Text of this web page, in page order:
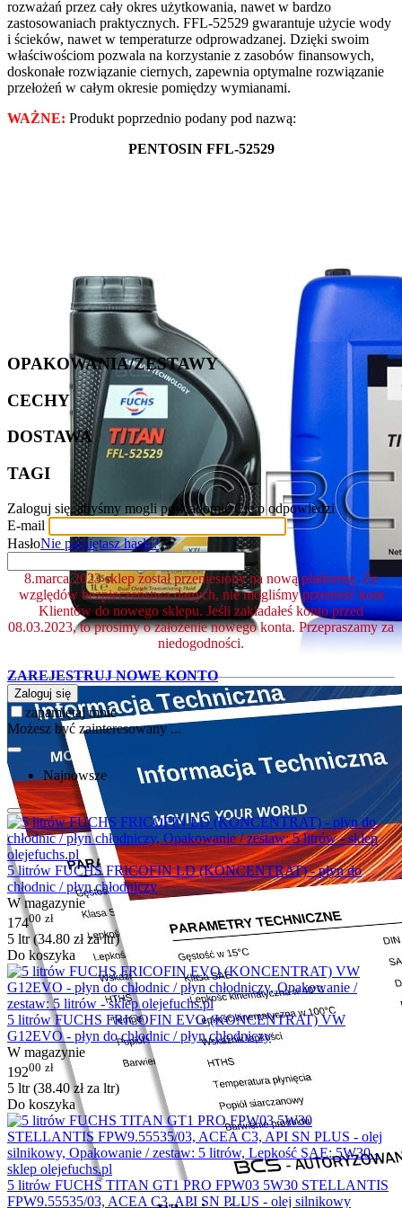
rozważań przez cały okres użytkowania, nawet w bardzo
zastosowaniach praktycznych. FFL-52529 gwarantuje użycie wody
i ścieków, nawet w temperaturze odprowadzanej. Dzięki swoim
właściwościom pozwala na korzystanie z zasobów finansowych,
doskonałe rozwiązanie ciernych, zapewnia optymalne rozwiązanie
przełożeń w całym okresie pomiędzy wymianami.
WAŻNE: Produkt poprzednio podany pod nazwą:
PENTOSIN FFL-52529
OPAKOWANIA/ZESTAWY
CECHY
DOSTAWA
TAGI
Zaloguj się, abyśmy mogli powiadomić Cię o odpowiedzi
E-mail
HasłoNie pamiętasz hasła?
8.marca.2023 sklep został przeniesiony na nową platformę. Ze
względów bezpieczeństwa danych, nie mogliśmy przenieść kont
Klientów do nowego sklepu. Jeśli zakładałeś konto przed
08.03.2023, to prosimy o założenie nowego konta. Przepraszamy za
niedogodności.
ZAREJESTRUJ NOWE KONTO
Zaloguj się
zapamiętaj mnie
Możesz być zainteresowany ...
Najnowsze
5 litrów FUCHS FRICOFIN LD (KONCENTRAT) - płyn do
chłodnic / płyn chłodniczy
W magazynie
17400 zł
5 ltr (34.80 złza ltr)
Do koszyka
5 litrów FUCHS FRICOFIN EVO (KONCENTRAT) VW
G12EVO - płyn do chłodnic / płyn chłodniczy
W magazynie
19200 zł
5 ltr (38.40złza ltr)
Do koszyka
5 litrów FUCHS TITAN GT1 PRO FPW03 5W30 STELLANTIS
FPW9.55535/03, ACEA C3, API SN PLUS - olej silnikowy